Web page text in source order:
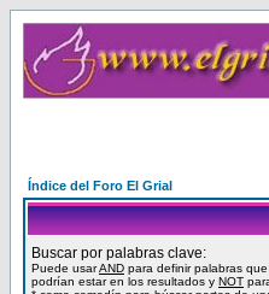
Índice del Foro El Grial
Buscar por palabras clave:
Puede usarAND para definir palabras
podrían estar en los resultados y NOT